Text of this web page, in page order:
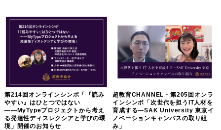
第214回オンラインシンポ「『読み
やすい』はひとつではない
――MyTypeプロジェクトから考え
る発達性ディスレクシアと学びの環
境」開催のお知らせ
超教育CHANNEL・第205回オンラ
インシンポ「次世代を担うIT人材を
育成する―SAK University 東京イ
ノベーションキャンパスの取り組
み」